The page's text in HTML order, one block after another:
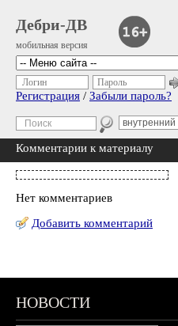
Дебри-ДВ
мобильная версия
Логин Пароль
Регистрация / Забыли пароль?
Комментарии к материалу
Нет комментариев
Добавить комментарий
НОВОСТИ